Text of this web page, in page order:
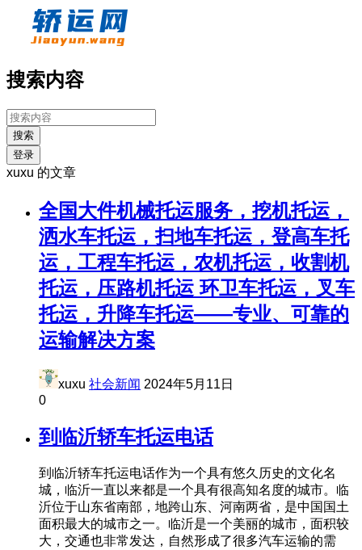
搜索内容
搜索
登录
xuxu 的文章
全国大件机械托运服务，挖机托运，
洒水车托运，扫地车托运，登高车托
运，工程车托运，农机托运，收割机
托运，压路机托运 环卫车托运，叉车
托运，升降车托运——专业、可靠的
运输解决方案
xuxu 社会新闻 2024年5月11日
0
到临沂轿车托运电话
到临沂轿车托运电话作为一个具有悠久历史的文化名
城，临沂一直以来都是一个具有很高知名度的城市。临
沂位于山东省南部，地跨山东、河南两省，是中国国土
面积最大的城市之一。临沂是一个美丽的城市，面积较
大，交通也非常发达，自然形成了很多汽车运输的需